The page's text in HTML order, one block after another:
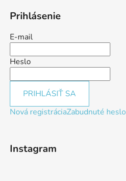
Prihlásenie
E-mail
Heslo
PRIHLÁSIŤ SA
Nová registráciaZabudnuté heslo
Instagram